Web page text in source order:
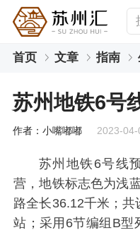
首页 文章 指南
苏州地铁6号
作者：小嘴嘟嘟 2023-04-
苏州地铁6号线
营，地铁标志色为浅
路全长36.12千米；
站；采用6节编组B型